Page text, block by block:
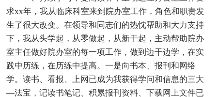
求xx年，我从临床科室来到院办室工作，角色和职责发
生了很大改变。在领导和同志们的热忱帮助和大力支持
下，我从头学起，从零做起，从新干起，主动帮助院办
室主任做好院办室的每一项工作，做到边干边学，在实
践中历练，在历练中提高。一是向书本、报刊和网络
学。读书、看报、上网已成为我获得学问和信息的三大
—法宝，记读书笔记、积累报刊资料、下载网上文件已